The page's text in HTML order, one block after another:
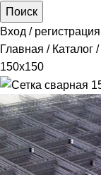
Поиск
Вход / регистрация
Главная
Каталог
150x150